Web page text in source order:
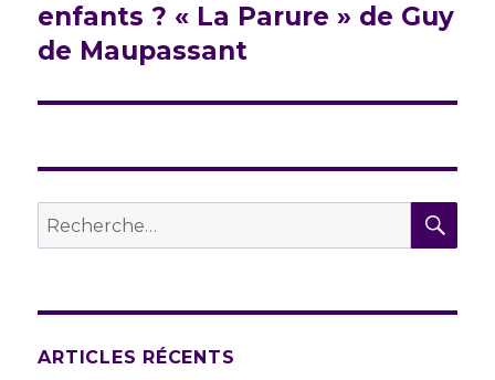
suivante :
enfants ? « La Parure » de Guy
de Maupassant
Recherche
pour :
ARTICLES RÉCENTS